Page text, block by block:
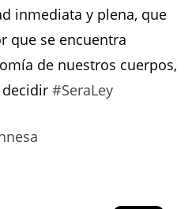
inmediata y plena, que
que se encuentra
de nuestros cuerpos,
#SeraLey